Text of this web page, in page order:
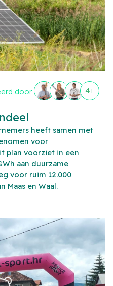
door 4+
heeft samen met
voor
plan voorziet in een
aan duurzame
voor ruim 12.000
Maas en Waal.